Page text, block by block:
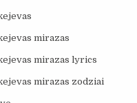
mirazas
mirazas lyrics
mirazas zodziai